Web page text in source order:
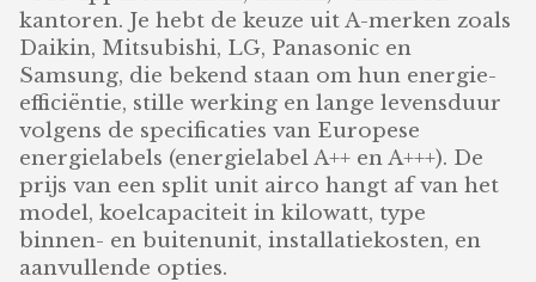
kantoren. Je hebt de keuze uit A-merken zoals
Daikin, Mitsubishi, LG, Panasonic en
Samsung, die bekend staan om hun energie-
efficiëntie, stille werking en lange levensduur
volgens de specificaties van Europese
energielabels (energielabel A++ en A+++). De
prijs van een split unit airco hangt af van het
model, koelcapaciteit in kilowatt, type
binnen- en buitenunit, installatiekosten, en
aanvullende opties.